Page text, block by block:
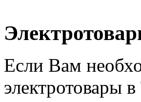
Если Вам
электротовары